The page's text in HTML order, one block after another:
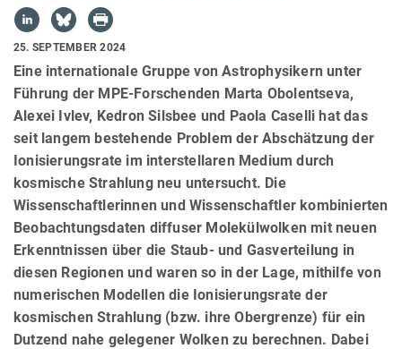
25. SEPTEMBER 2024
Eine internationale Gruppe von Astrophysikern unter
Führung der MPE-Forschenden Marta Obolentseva,
Alexei Ivlev, Kedron Silsbee und Paola Caselli hat das
seit langem bestehende Problem der Abschätzung der
Ionisierungsrate im interstellaren Medium durch
kosmische Strahlung neu untersucht. Die
Wissenschaftlerinnen und Wissenschaftler kombinierten
Beobachtungsdaten diffuser Molekülwolken mit neuen
Erkenntnissen über die Staub- und Gasverteilung in
diesen Regionen und waren so in der Lage, mithilfe von
numerischen Modellen die Ionisierungsrate der
kosmischen Strahlung (bzw. ihre Obergrenze) für ein
Dutzend nahe gelegener Wolken zu berechnen. Dabei